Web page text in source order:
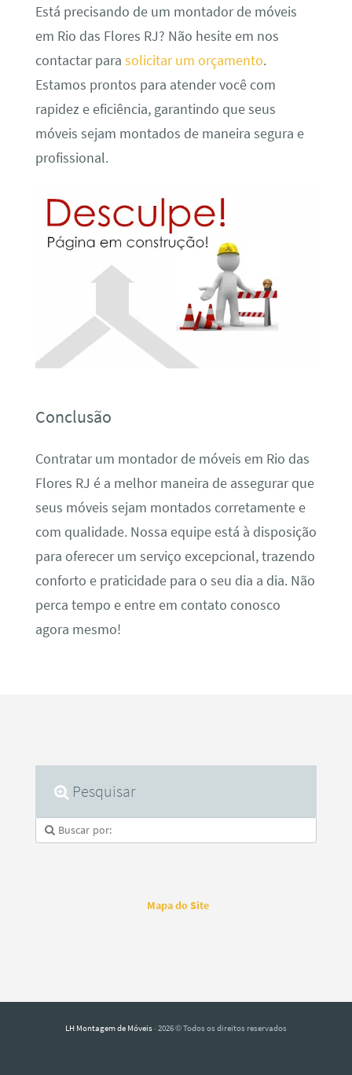
Está precisando de um montador de móveis
em Rio das Flores RJ? Não hesite em nos
contactar para solicitar um orçamento.
Estamos prontos para atender você com
rapidez e eficiência, garantindo que seus
móveis sejam montados de maneira segura e
profissional.
Conclusão
Contratar um montador de móveis em Rio das
Flores RJ é a melhor maneira de assegurar que
seus móveis sejam montados corretamente e
com qualidade. Nossa equipe está à disposição
para oferecer um serviço excepcional, trazendo
conforto e praticidade para o seu dia a dia. Não
perca tempo e entre em contato conosco
agora mesmo!
Pesquisar
Mapa do Site
LH Montagem de Móveis · 2026 © Todos os direitos reservados